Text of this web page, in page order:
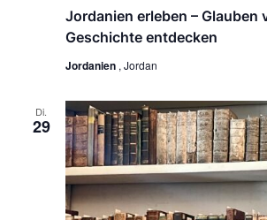
Jordanien erleben – Glauben
Geschichte entdecken
Jordanien , Jordan
Di.
29